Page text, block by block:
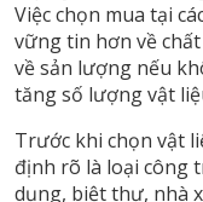
Việc chọn mua tại
vững tin hơn về
về sản lượng nếu
tăng số lượng vật
Trước khi chọn vật
định rõ là loại công
dụng, biệt thự, nhà